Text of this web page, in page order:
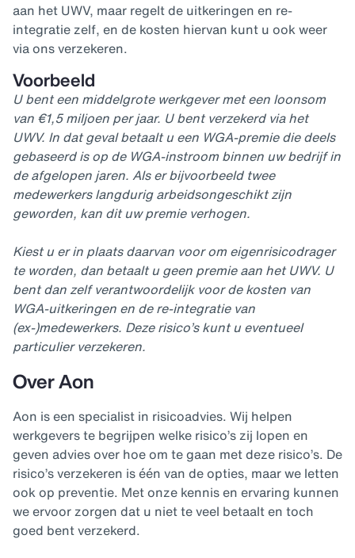
aan het UWV, maar regelt de uitkeringen en re-
integratie zelf, en de kosten hiervan kunt u ook weer
via ons verzekeren.
Voorbeeld
U bent een middelgrote werkgever met een loonsom
van €1,5 miljoen per jaar. U bent verzekerd via het
UWV. In dat geval betaalt u een WGA-premie die deels
gebaseerd is op de WGA-instroom binnen uw bedrijf in
de afgelopen jaren. Als er bijvoorbeeld twee
medewerkers langdurig arbeidsongeschikt zijn
geworden, kan dit uw premie verhogen.
Kiest u er in plaats daarvan voor om eigenrisicodrager
te worden, dan betaalt u geen premie aan het UWV. U
bent dan zelf verantwoordelijk voor de kosten van
WGA-uitkeringen en de re-integratie van
(ex-)medewerkers. Deze risico’s kunt u eventueel
particulier verzekeren.
Over Aon
Aon is een specialist in risicoadvies. Wij helpen
werkgevers te begrijpen welke risico’s zij lopen en
geven advies over hoe om te gaan met deze risico’s. De
risico’s verzekeren is één van de opties, maar we letten
ook op preventie. Met onze kennis en ervaring kunnen
we ervoor zorgen dat u niet te veel betaalt en toch
goed bent verzekerd.